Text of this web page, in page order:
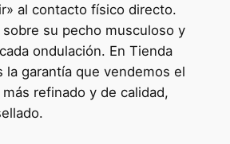
al contacto físico directo.
su pecho musculoso y
ondulación. En Tienda
la garantía que vendemos el
refinado y de calidad,